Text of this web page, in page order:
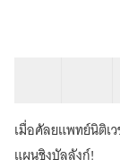
เมื่อศัลยแพทย์นิติเ
แผนชิงบัลลังก์!